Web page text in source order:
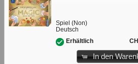
Spiel (Non)
Deutsch
Erhältlich
In den